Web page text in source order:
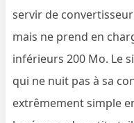
servir de
mais ne prend en
inférieurs 200 Mo. Le
qui ne nuit pas à sa
extrêmement simple